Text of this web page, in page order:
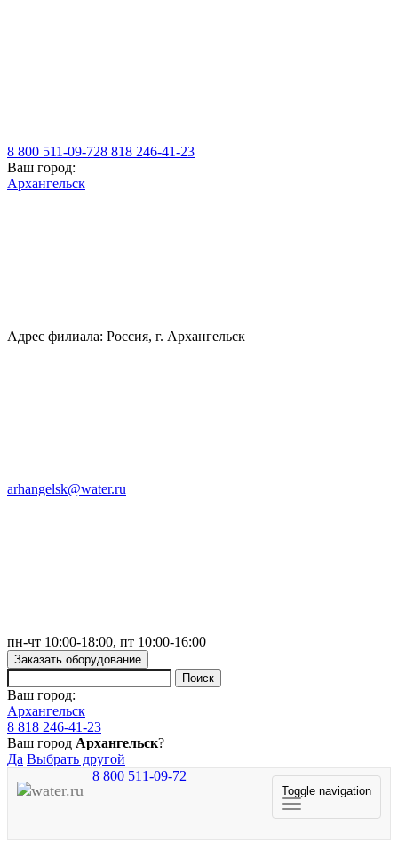
8 800 511-09-728 818 246-41-23
Ваш город:
Архангельск
Адрес филиала: Россия, г. Архангельск
arhangelsk@water.ru
пн-чт 10:00-18:00, пт 10:00-16:00
Заказать оборудование
Ваш город:
Архангельск
8 818 246-41-23
Ваш город Архангельск?
Да Выбрать другой
Toggle navigation
8 800 511-09-72